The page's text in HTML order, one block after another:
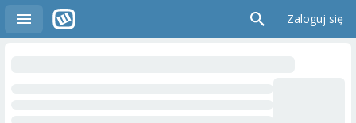
Zaloguj się